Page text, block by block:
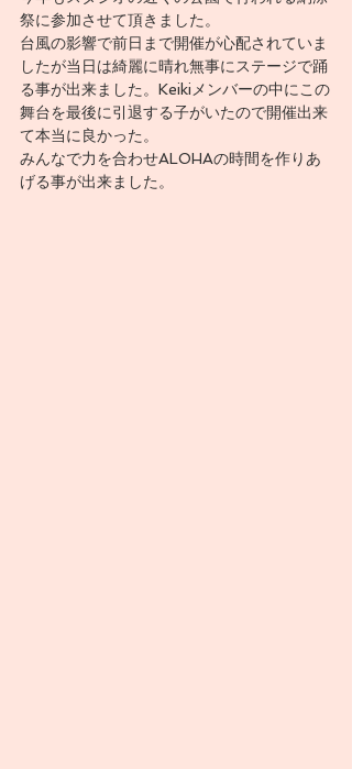
祭に参加させて頂きました。
台風の影響で前日まで開催が心配されていま
したが当日は綺麗に晴れ無事にステージで踊
る事が出来ました。Keikiメンバーの中にこの
舞台を最後に引退する子がいたので開催出来
て本当に良かった。
みんなで力を合わせALOHAの時間を作りあ
げる事が出来ました。